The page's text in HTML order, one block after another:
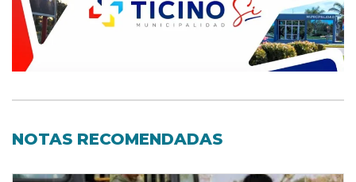
NOTAS RECOMENDADAS